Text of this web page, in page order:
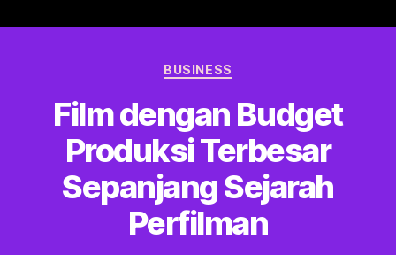
Categories
BUSINESS
Film dengan Budget
Produksi Terbesar
Sepanjang Sejarah
Perfilman